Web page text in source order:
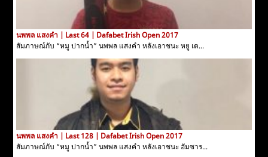
นพพล แสงคำ | Last 64 | Dafabet Irish Open 2017
สัมภาษณ์กับ “หมู ปากน้ำ” นพพล แสงคำ หลังเอาชนะ หยู เต...
นพพล แสงคำ | Last 128 | Dafabet Irish Open 2017
สัมภาษณ์กับ “หมู ปากน้ำ” นพพล แสงคำ หลังเอาชนะ ฮัมซาร...